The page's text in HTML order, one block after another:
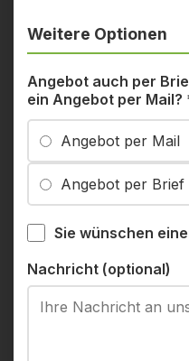
Weitere Optionen
Angebot auch per
ein Angebot per Mail?
Angebot per Mail
Angebot per Brief
Sie wünschen
Nachricht (optional)